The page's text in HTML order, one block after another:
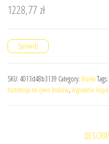
1228,77 zł
Sprawdź
SKU: 4013d48b3139 Category: Biurka Tags:
transmisja na żywo kraków, wypisanie